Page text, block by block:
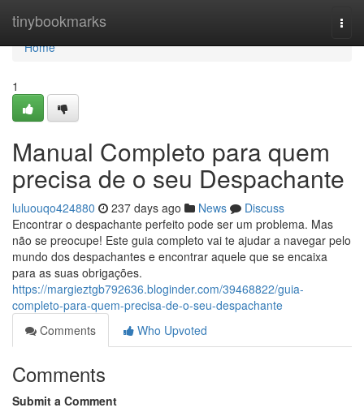
tinybookmarks
Home
Home
1
Manual Completo para quem
precisa de o seu Despachante
luluouqo424880 237 days ago News
Discuss
Encontrar o despachante perfeito pode ser um problema. Mas
não se preocupe! Este guia completo vai te ajudar a navegar pelo
mundo dos despachantes e encontrar aquele que se encaixa
para as suas obrigações.
https://margieztgb792636.bloginder.com/39468822/guia-
completo-para-quem-precisa-de-o-seu-despachante
Comments
Who Upvoted
Comments
Submit a Comment